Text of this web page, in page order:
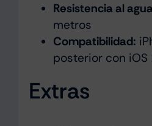
Resistencia al
metros
Compatibilidad:
posterior con
Extras